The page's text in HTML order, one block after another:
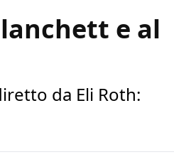
e al
da Eli Roth: